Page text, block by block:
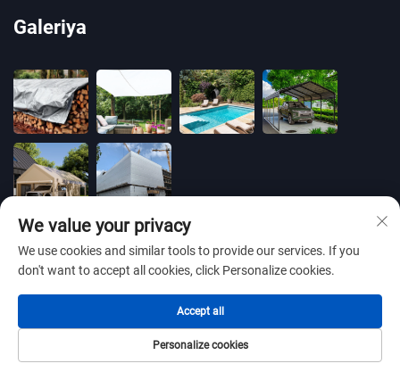
Galeriya
Barcha huquqlar himoyalangan © 2025 BLUE
OCEAN PLASTIC CO.,LTD -Maxfiylik siyosati
We value your privacy
We use cookies and similar tools to provide our services. If you
don't want to accept all cookies, click Personalize cookies.
Personalize cookies
Accept all